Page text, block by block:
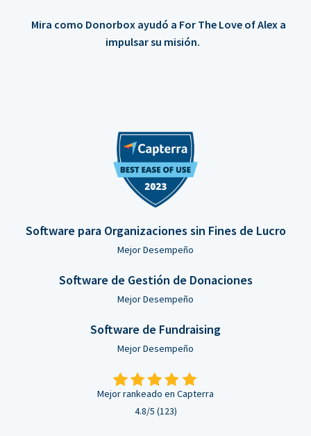
Mira como Donorbox ayudó a For The Love of Alex a
impulsar su misión.
Software para Organizaciones sin Fines de Lucro
Mejor Desempeño
Software de Gestión de Donaciones
Mejor Desempeño
Software de Fundraising
Mejor Desempeño
Mejor rankeado en Capterra
4.8/5 (123)